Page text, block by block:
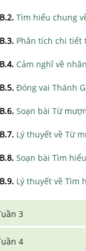
B.2. Tìm hiểu chung
B.3. Phân tích chi tiết
B.4. Cảm nghĩ về
B.5. Đóng vai Thánh Gióng kể lại
B.6. Soạn bài Từ
B.7. Lý thuyết về Từ
B.8. Soạn bài Tìm hiểu
B.9. Lý thuyết về Tìm
3
4